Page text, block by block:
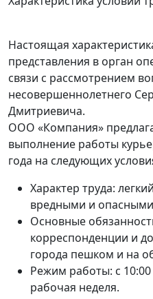
Настоящая
представления в орган
связи с рассмотрением
несовершеннолетнего
Дмитриевича.
ООО «Компания»
выполнение работы
года на следующих
Характер труда:
вредными и
Основные
корреспонденции и
города пешком и на
Режим работы: с
рабочая неделя.